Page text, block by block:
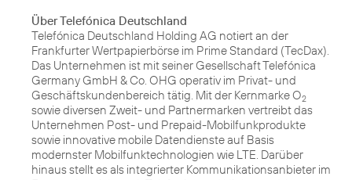
Über Telefónica Deutschland
Telefónica Deutschland Holding AG notiert an der
Frankfurter Wertpapierbörse im Prime Standard (TecDax).
Das Unternehmen ist mit seiner Gesellschaft Telefónica
Germany GmbH & Co. OHG operativ im Privat- und
Geschäftskundenbereich tätig. Mit der Kernmarke O2
sowie diversen Zweit- und Partnermarken vertreibt das
Unternehmen Post- und Prepaid-Mobilfunkprodukte
sowie innovative mobile Datendienste auf Basis
modernster Mobilfunktechnologien wie LTE. Darüber
hinaus stellt es als integrierter Kommunikationsanbieter im